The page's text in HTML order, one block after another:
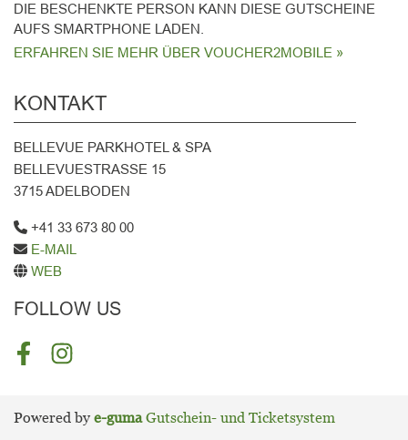
DIE BESCHENKTE PERSON KANN DIESE GUTSCHEINE
AUFS SMARTPHONE LADEN.
ERFAHREN SIE MEHR ÜBER VOUCHER2MOBILE »
KONTAKT
BELLEVUE PARKHOTEL & SPA
BELLEVUESTRASSE 15
3715 ADELBODEN
+41 33 673 80 00
E-MAIL
WEB
FOLLOW US
FACEBOOKINSTAGRAM
Powered by e-gumaGutschein- und Ticketsystem